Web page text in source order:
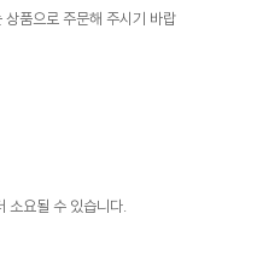
품으로 주문해 주시기 바랍
소요될 수 있습니다.